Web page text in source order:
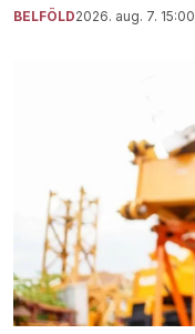
BELFÖLD2026. aug. 7. 15:00